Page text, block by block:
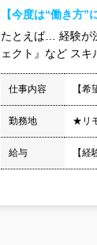
【今度は“働き方
たとえば… 経験が
ェクト』など ス
仕事内容 【
勤務地 ★リ
給与 【